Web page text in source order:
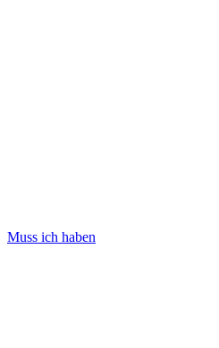
Muss ich haben